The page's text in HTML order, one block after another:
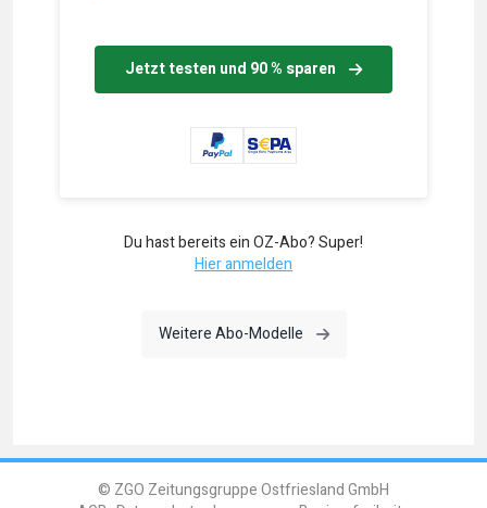
Jetzt testen und 90 % sparen
Du hast bereits ein OZ-Abo? Super!
Hier anmelden
Weitere Abo-Modelle
© ZGO Zeitungsgruppe Ostfriesland GmbH